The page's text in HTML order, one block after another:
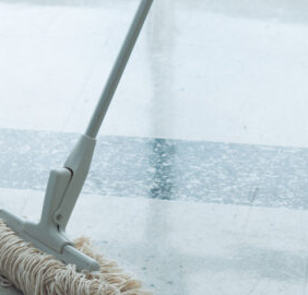
はお任せ下さい！ 内装工事